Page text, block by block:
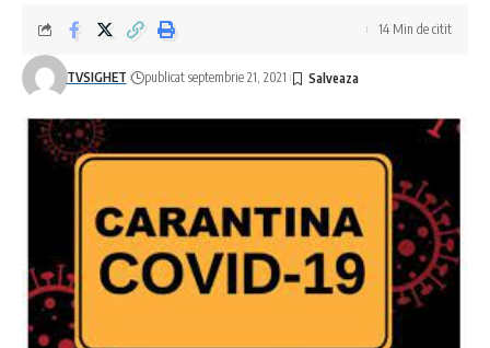
TVSIGHET publicat septembrie 21, 2021
14 Min de citit